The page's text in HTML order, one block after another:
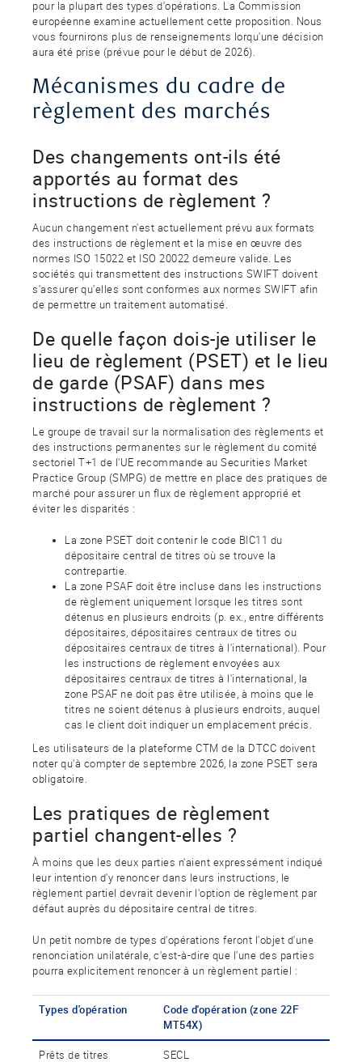
pour la plupart des types d'opérations. La Commission
européenne examine actuellement cette proposition. Nous
vous fournirons plus de renseignements lorqu'une décision
aura été prise (prévue pour le début de 2026).
Mécanismes du cadre de
règlement des marchés
Des changements ont-ils été
apportés au format des
instructions de règlement ?
Aucun changement n'est actuellement prévu aux formats
des instructions de règlement et la mise en œuvre des
normes ISO 15022 et ISO 20022 demeure valide. Les
sociétés qui transmettent des instructions SWIFT doivent
s'assurer qu'elles sont conformes aux normes SWIFT afin
de permettre un traitement automatisé.
De quelle façon dois-je utiliser le
lieu de règlement (PSET) et le lieu
de garde (PSAF) dans mes
instructions de règlement ?
Le groupe de travail sur la normalisation des règlements et
des instructions permanentes sur le règlement du comité
sectoriel T+1 de l'UE recommande au Securities Market
Practice Group (SMPG) de mettre en place des pratiques de
marché pour assurer un flux de règlement approprié et
éviter les disparités :
La zone PSET doit contenir le code BIC11 du
dépositaire central de titres où se trouve la
contrepartie.
La zone PSAF doit être incluse dans les instructions
de règlement uniquement lorsque les titres sont
détenus en plusieurs endroits (p. ex., entre différents
dépositaires, dépositaires centraux de titres ou
dépositaires centraux de titres à l'international). Pour
les instructions de règlement envoyées aux
dépositaires centraux de titres à l'international, la
zone PSAF ne doit pas être utilisée, à moins que le
titres ne soient détenus à plusieurs endroits, auquel
cas le client doit indiquer un emplacement précis.
Les utilisateurs de la plateforme CTM de la DTCC doivent
noter qu'à compter de septembre 2026, la zone PSET sera
obligatoire.
Les pratiques de règlement
partiel changent-elles ?
À moins que les deux parties n'aient expressément indiqué
leur intention d'y renoncer dans leurs instructions, le
règlement partiel devrait devenir l'option de règlement par
défaut auprès du dépositaire central de titres.
Un petit nombre de types d'opérations feront l'objet d'une
renonciation unilatérale, c'est-à-dire que l'une des parties
pourra explicitement renoncer à un règlement partiel :
Types d'opération
Code d'opération (zone 22F
MT54X)
Prêts de titres SECL